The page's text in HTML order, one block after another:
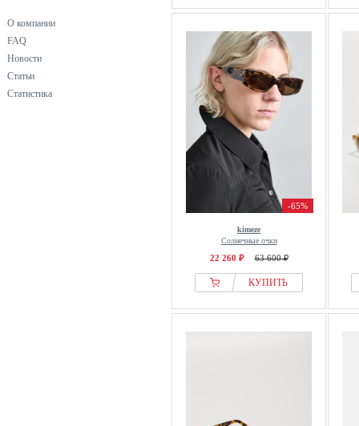
О компании
FAQ
Новости
Статьи
Статистика
-65%
kimeze
Солнечные очки
22 260 ₽ 63 600 ₽
КУПИТЬ